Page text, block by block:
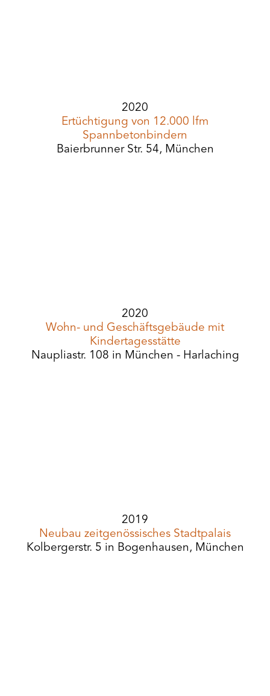
2020
Ertüchtigung von 12.000 lfm
Spannbetonbindern
Baierbrunner Str. 54, München
2020
Wohn- und Geschäftsgebäude mit
Kindertagesstätte
Naupliastr. 108 in München - Harlaching
2019
Neubau zeitgenössisches Stadtpalais
Kolbergerstr. 5 in Bogenhausen, München